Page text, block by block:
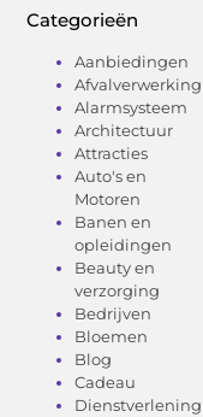
Categorieën
Aanbiedingen
Afvalverwerking
Alarmsysteem
Architectuur
Attracties
Auto's en
Motoren
Banen en
opleidingen
Beauty en
verzorging
Bedrijven
Bloemen
Blog
Cadeau
Dienstverlening